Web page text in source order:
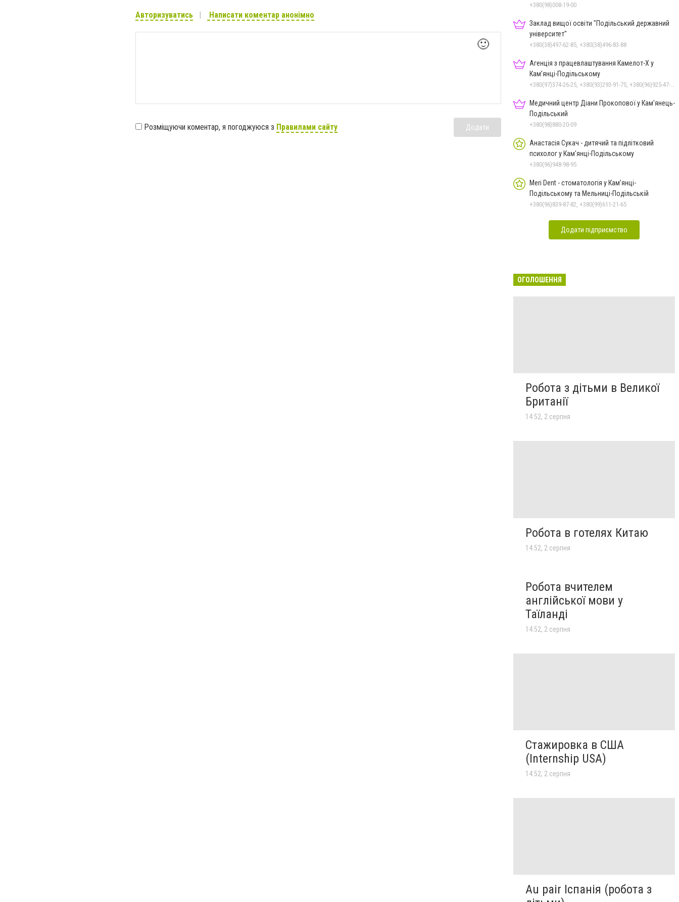
Авторизуватись Написати коментар анонімно
🙂
Розміщуючи коментар, я погоджуюся з Правилами сайту Додати
+380(98)008-19-00
Заклад вищої освіти "Подільський державний
університет"
+380(38)497-62-85, +380(38)496-83-88
Агенція з працевлаштування Камелот-Х у
Кам’янці-Подільському
+380(97)374-26-25, +380(93)293-91-75, +380(96)925-47-71, +380(73)327-54-83
Медичний центр Діани Прокопової у Кам'янець-
Подільський
+380(98)880-20-09
Анастасія Сукач - дитячий та підлітковий
психолог у Кам'янці-Подільському
+380(96)948-98-95
Meri Dent - стоматологія у Кам’янці-
Подільському та Мельниці-Подільській
+380(96)839-87-82, +380(99)611-21-65
Додати підприємство
ОГОЛОШЕННЯ
Робота з дітьми в Великої
Британії
14:52, 2 серпня
Робота в готелях Китаю
14:52, 2 серпня
Робота вчителем
англійської мови у
Таїланді
14:52, 2 серпня
Стажировка в США
(Internship USA)
14:52, 2 серпня
Au pair Іспанія (робота з